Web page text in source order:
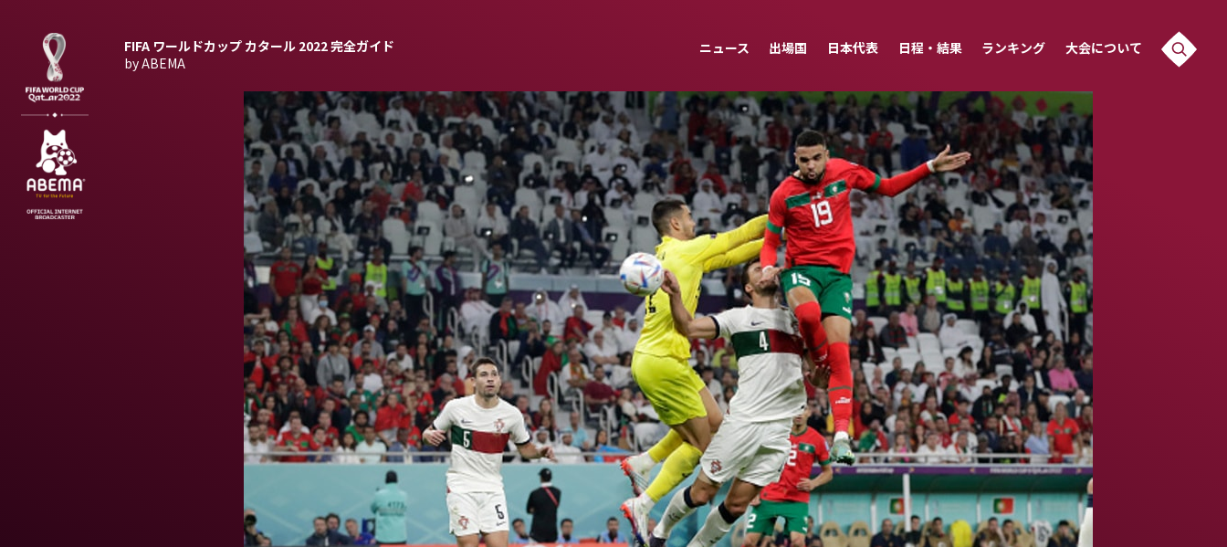
FIFA ワールドカップ カタール 2022完全ガイド
by ABEMA
ニュース 出場国 日本代表 日程・結果 ランキング 大会について